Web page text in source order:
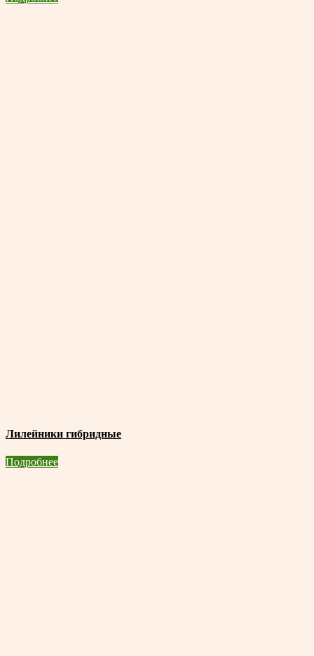
Лилейники гибридные
Подробнее